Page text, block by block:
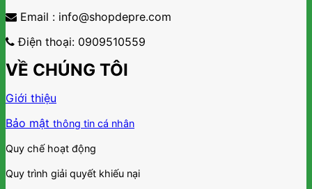
Email : info@shopdepre.com
Điện thoại: 0909510559
VỀ CHÚNG TÔI
Giới thiệu
Bảo mật thông tin cá nhân
Quy chế hoạt động
Quy trình giải quyết khiếu nại